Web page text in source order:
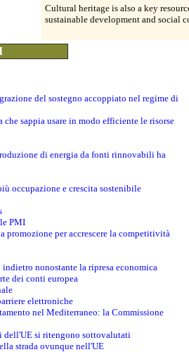
Cultural heritage is also a key
sustainable development and social
del sostegno accoppiato nel regime di
sappia usare in modo efficiente le risorse
di energia da fonti rinnovabili ha
occupazione e crescita sostenibile
PMI
promozione per accrescere la competitività
nonostante la ripresa economica
dei conti europea
elettroniche
nel Mediterraneo: la Commissione
dell'UE si ritengono sottovalutati
strada ovunque nell'UE